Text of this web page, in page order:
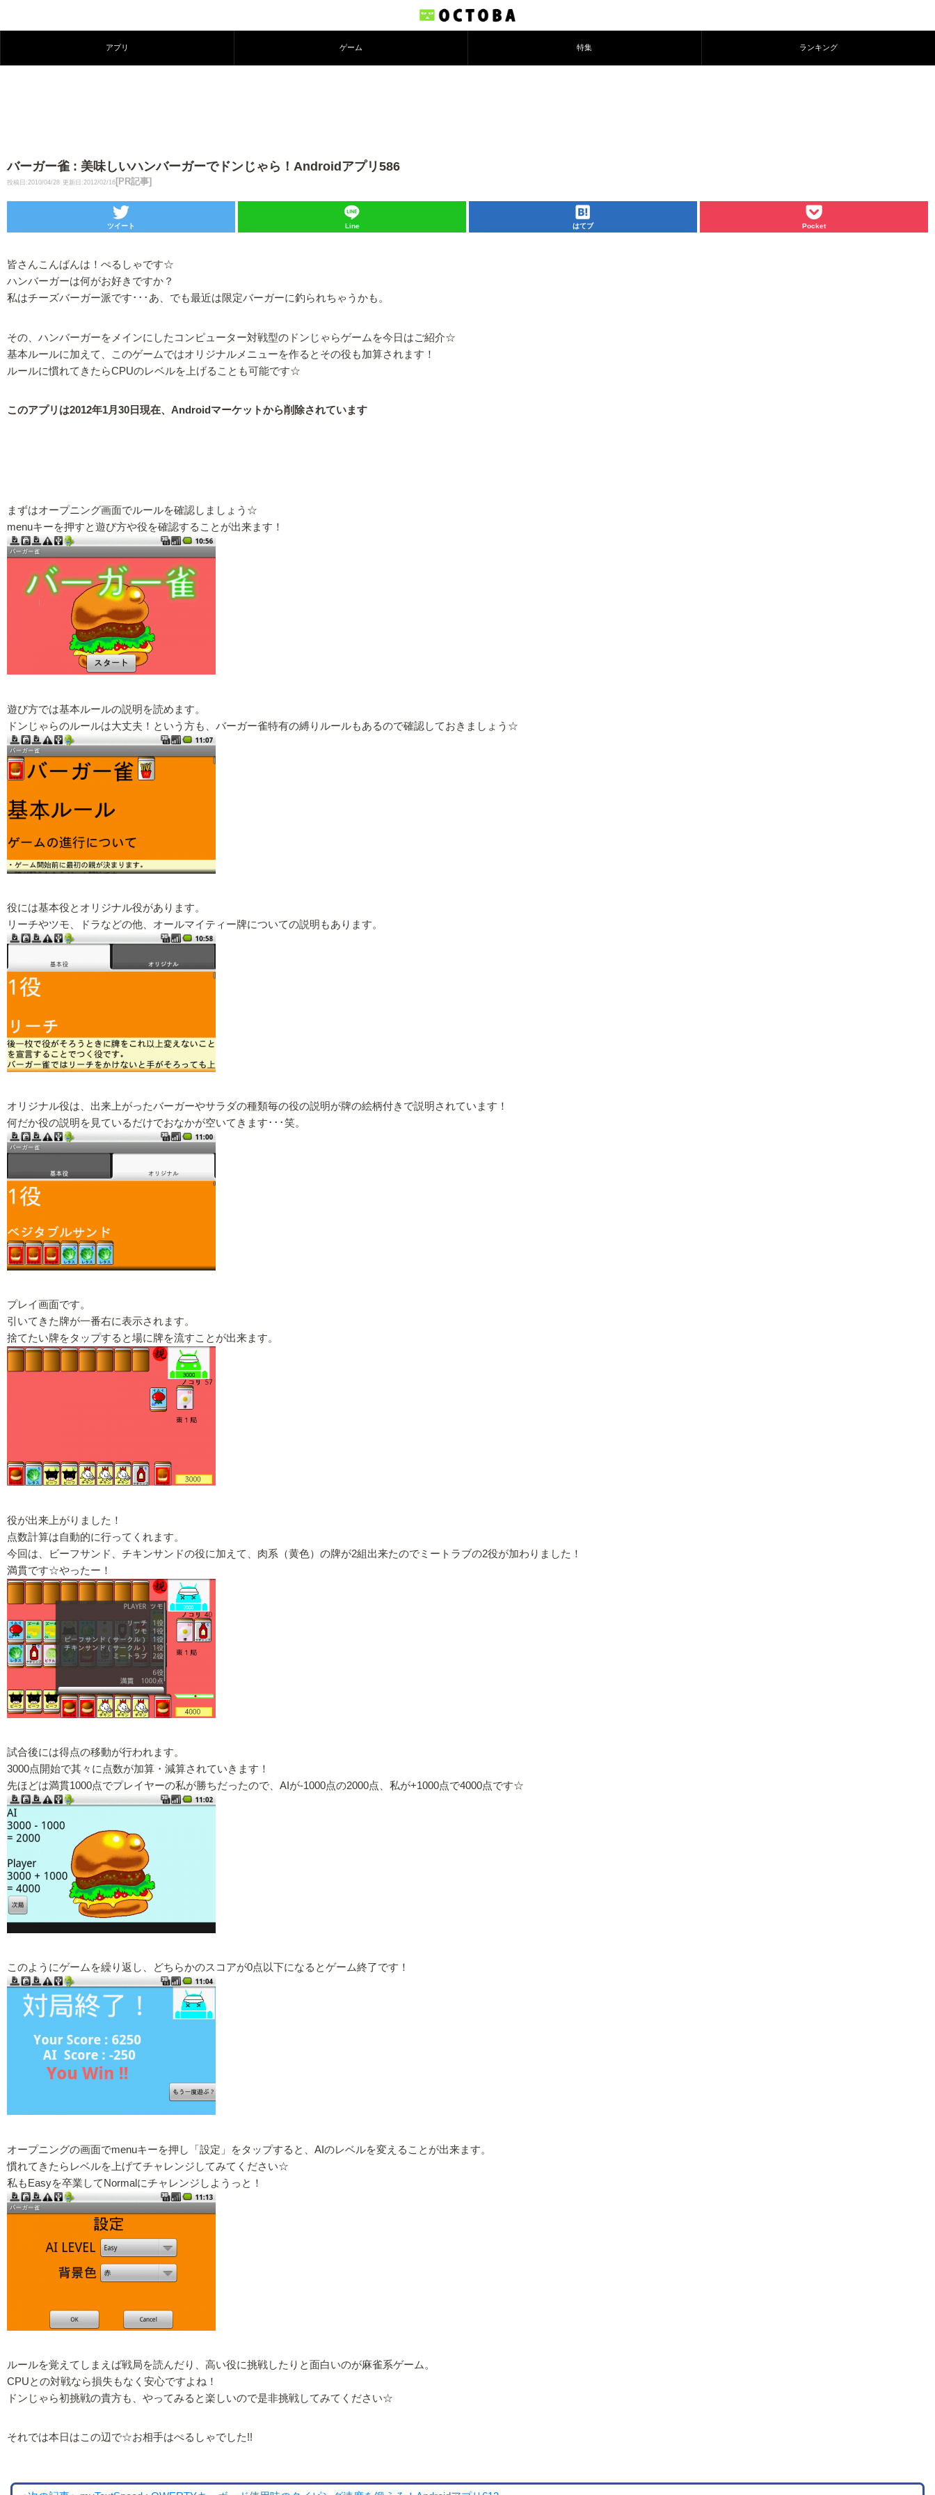
アプリ ゲーム 特集 ランキング
バーガー雀 : 美味しいハンバーガーでドンじゃら！Androidアプリ586
投稿日:2010/04/28 更新日:2012/02/16 [PR記事]
ツイート Line はてブ Pocket
皆さんこんばんは！ぺるしゃです☆
ハンバーガーは何がお好きですか？
私はチーズバーガー派です･･･あ、でも最近は限定バーガーに釣られちゃうかも。
その、ハンバーガーをメインにしたコンピューター対戦型のドンじゃらゲームを今日はご紹介☆
基本ルールに加えて、このゲームではオリジナルメニューを作るとその役も加算されます！
ルールに慣れてきたらCPUのレベルを上げることも可能です☆
このアプリは2012年1月30日現在、Androidマーケットから削除されています
まずはオープニング画面でルールを確認しましょう☆
menuキーを押すと遊び方や役を確認することが出来ます！
遊び方では基本ルールの説明を読めます。
ドンじゃらのルールは大丈夫！という方も、バーガー雀特有の縛りルールもあるので確認しておきましょう☆
役には基本役とオリジナル役があります。
リーチやツモ、ドラなどの他、オールマイティー牌についての説明もあります。
オリジナル役は、出来上がったバーガーやサラダの種類毎の役の説明が牌の絵柄付きで説明されています！
何だか役の説明を見ているだけでおなかが空いてきます･･･笑。
プレイ画面です。
引いてきた牌が一番右に表示されます。
捨てたい牌をタップすると場に牌を流すことが出来ます。
役が出来上がりました！
点数計算は自動的に行ってくれます。
今回は、ビーフサンド、チキンサンドの役に加えて、肉系（黄色）の牌が2組出来たのでミートラブの2役が加わりました！
満貫です☆やったー！
試合後には得点の移動が行われます。
3000点開始で其々に点数が加算・減算されていきます！
先ほどは満貫1000点でプレイヤーの私が勝ちだったので、AIが-1000点の2000点、私が+1000点で4000点です☆
このようにゲームを繰り返し、どちらかのスコアが0点以下になるとゲーム終了です！
オープニングの画面でmenuキーを押し「設定」をタップすると、AIのレベルを変えることが出来ます。
慣れてきたらレベルを上げてチャレンジしてみてください☆
私もEasyを卒業してNormalにチャレンジしようっと！
ルールを覚えてしまえば戦局を読んだり、高い役に挑戦したりと面白いのが麻雀系ゲーム。
CPUとの対戦なら損失もなく安心ですよね！
ドンじゃら初挑戦の貴方も、やってみると楽しいので是非挑戦してみてください☆
それでは本日はこの辺で☆お相手はぺるしゃでした!!